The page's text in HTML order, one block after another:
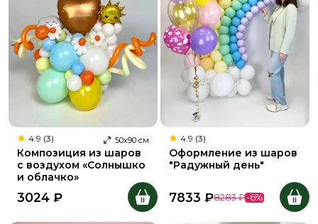
4.9 (3) 50х90 см
Композиция из шаров
с воздухом «Солнышко
и облачко»
3024 ₽
4.9 (3)
Оформление из шаров
"Радужный день"
7833 ₽8283 ₽-6%